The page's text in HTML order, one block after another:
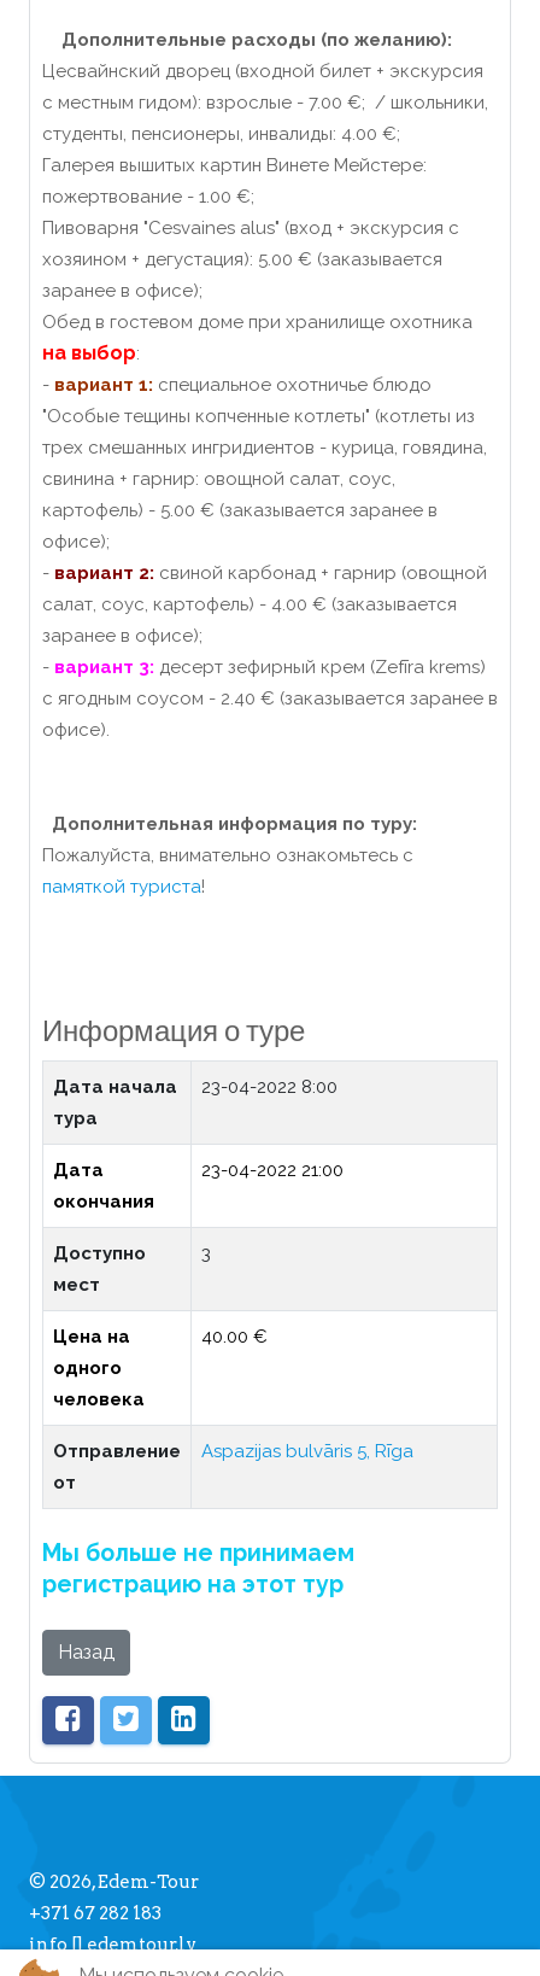
Дополнительные расходы (по желанию):
Цесвайнский дворец (входной билет + экскурсия
с местным гидом): взрослые - 7.00 €; / школьники,
студенты, пенсионеры, инвалиды: 4.00 €;
Галерея вышитых картин Винете Мейстере:
пожертвование - 1.00 €;
Пивоварня "Cesvaines alus" (вход + экскурсия с
хозяином + дегустация): 5.00 € (заказывается
заранее в офисе);
Обед в гостевом доме при хранилище охотника
на выбор:
- вариант 1: специальное охотничье блюдо
"Особые тещины копченные котлеты" (котлеты из
трех смешанных ингридиентов - курица, говядина,
свинина + гарнир: овощной салат, соус,
картофель) - 5.00 € (заказывается заранее в
офисе);
- вариант 2: свиной карбонад + гарнир (овощной
салат, соус, картофель) - 4.00 € (заказывается
заранее в офисе);
- вариант 3: десерт зефирный крем (Zefīra krems)
с ягодным соусом - 2.40 € (заказывается заранее в
офисе).
Дополнительная информация по туру:
Пожалуйста, внимательно ознакомьтесь с
памяткой туриста!
Информация о туре
Дата начала
тура
23-04-2022 8:00
Дата
окончания
23-04-2022 21:00
Доступно
мест
3
Цена на
одного
человека
40.00 €
Отправление
от
Aspazijas bulvāris 5, Rīga
Мы больше не принимаем
регистрацию на этот тур
Назад
© 2026, Edem-Tour
+371 67 282 183
info [] edemtour.lv